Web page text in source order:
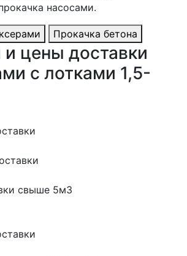
насосами.
Прокачка бетона
и цены доставки
с лотками 1,5-
свыше 5м3